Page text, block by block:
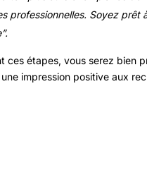
professionnelles. Soyez prêt
ces étapes, vous serez bien
impression positive aux